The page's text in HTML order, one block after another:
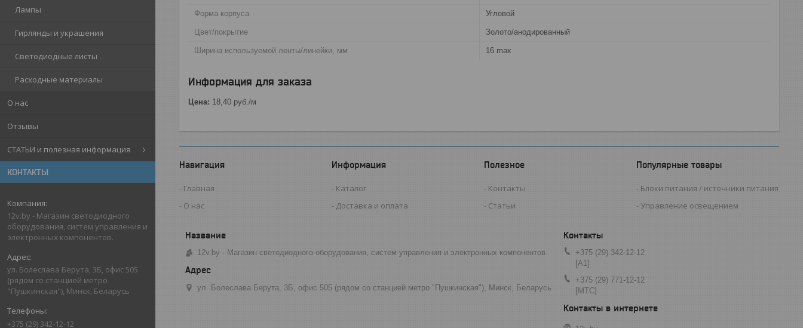
Лампы
Гирлянды и украшения
Светодиодные листы
Расходные материалы
О нас
Отзывы
СТАТЬИ и полезная информация
КОНТАКТЫ
12v.by - Магазин светодиодного
оборудования, систем управления и
электронных компонентов.
ул. Болеслава Берута, 3Б, офис 505
(рядом со станцией метро
"Пушкинская"), Минск, Беларусь
+375 (29) 342-12-12
Форма корпуса Угловой
Цвет/покрытие Золото/анодированный
Ширина используемой ленты/линейки, мм 16 max
Информация для заказа
Цена: 18,40 руб. /м
Навигация
Главная
О нас
Информация
Каталог
Доставка и оплата
Полезное
Контакты
Статьи
Популярные товары
Блоки питания / источники питания
Управление освещением
12v.by - Магазин светодиодного оборудования, систем управления и электронных компонентов.
ул. Болеслава Берута, 3Б, офис 505 (рядом со станцией метро "Пушкинская"), Минск, Беларусь
+375 (29) 342-12-12
[A1]
+375 (29) 771-12-12
[МТС]